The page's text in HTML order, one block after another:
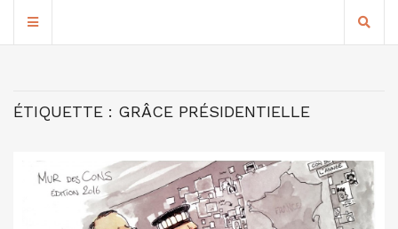
ÉTIQUETTE : GRÂCE PRÉSIDENTIELLE